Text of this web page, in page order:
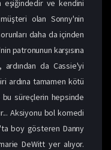
eşiğindedir ve kendini
olan Sonny'nin
daha da içinden
patronunun karşısına
da Cassie'yi
ardına tamamen kötü
süreçlerin hepsinde
Aksiyonu bol komedi
boy gösteren Danny
DeWitt yer alıyor.